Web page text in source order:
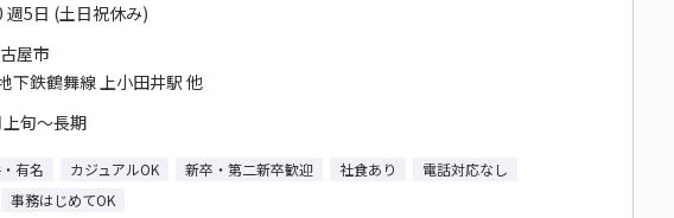
週5日 (土日祝休み)
屋市
下鉄鶴舞線 上小田井駅 他
旬～長期
有名 カジュアルOK 新卒・第二新卒歓迎 社食あり
電話対応なし
事務はじめてOK